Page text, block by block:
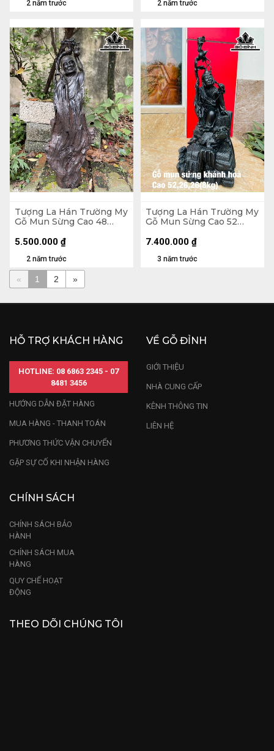
2 năm trước 2 năm trước
Tượng La Hán Trường My
Gỗ Mun Sừng Cao 48
2 năm trước
5.500.000 ₫
Tượng La Hán Trường My
Gỗ Mun Sừng Cao 52
3 năm trước
7.400.000 ₫
« 1 2 »
HỖ TRỢ KHÁCH HÀNG
HOTLINE: 08 6863 2345 - 07
8481 3456
HƯỚNG DẪN ĐẶT HÀNG
MUA HÀNG - THANH TOÁN
PHƯƠNG THỨC VẬN CHUYỂN
GẶP SỰ CỐ KHI NHẬN HÀNG
VỀ GỖ ĐỈNH
GIỚI THIỆU
NHÀ CUNG CẤP
KÊNH THÔNG TIN
LIÊN HỆ
CHÍNH SÁCH
CHÍNH SÁCH BẢO
HÀNH
CHÍNH SÁCH MUA
HÀNG
QUY CHẾ HOẠT
ĐỘNG
THEO DÕI CHÚNG TÔI